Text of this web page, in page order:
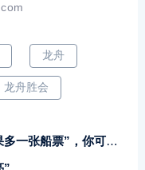
龙舟
龙舟胜会
”，你可以跟我这样玩西湖